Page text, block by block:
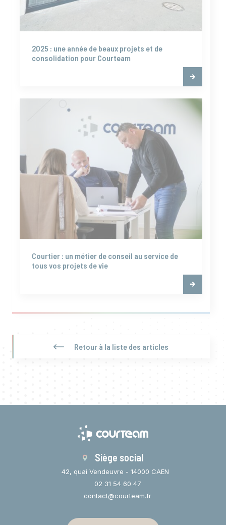
2025 : une année de beaux projets et de
consolidation pour Courteam
Courtier : un métier de conseil au service de
tous vos projets de vie
Retour à la liste des articles
Siège social
42, quai Vendeuvre - 14000 CAEN
02 31 54 60 47
contact@courteam.fr